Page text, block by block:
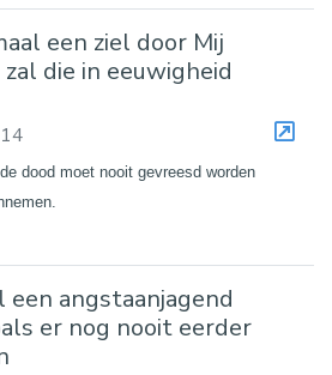
een ziel door Mij
die in eeuwigheid
dood moet nooit gevreesd worden
een angstaanjagend
er nog nooit eerder